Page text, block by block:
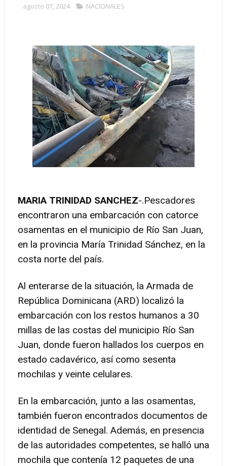
agosto 07, 2024 NACIONALES
MARIA TRINIDAD SANCHEZ-.Pescadores
encontraron una embarcación con catorce
osamentas en el municipio de Río San Juan,
en la provincia María Trinidad Sánchez, en la
costa norte del país.
Al enterarse de la situación, la Armada de
República Dominicana (ARD) localizó la
embarcación con los restos humanos a 30
millas de las costas del municipio Río San
Juan, donde fueron hallados los cuerpos en
estado cadavérico, así como sesenta
mochilas y veinte celulares.
En la embarcación, junto a las osamentas,
también fueron encontrados documentos de
identidad de Senegal. Además, en presencia
de las autoridades competentes, se halló una
mochila que contenía 12 paquetes de una